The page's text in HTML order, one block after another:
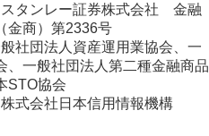
タンレー証券株式会社 金融
商）第2336号
社団法人資産運用業協会、一
、一般社団法人第二種金融商品
STO協会
式会社日本信用情報機構